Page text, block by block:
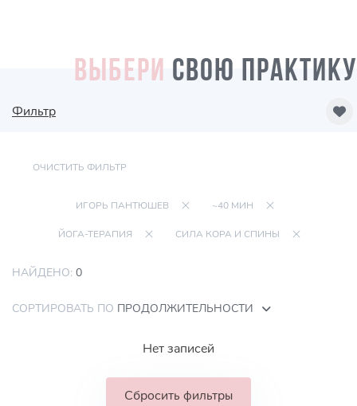
ВЫБЕРИ СВОЮ ПРАКТИКУ
Фильтр
ОЧИСТИТЬ ФИЛЬТР
ИГОРЬ ПАНТЮШЕВ ~40 МИН
ЙОГА-ТЕРАПИЯ СИЛА КОРА И СПИНЫ
НАЙДЕНО: 0
СОРТИРОВАТЬ ПО ПРОДОЛЖИТЕЛЬНОСТИ
Нет записей
Сбросить фильтры